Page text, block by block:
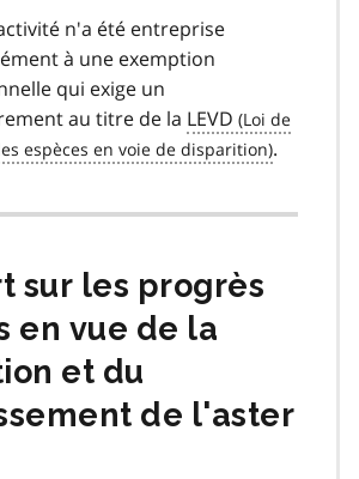
n'a été entreprise
à une exemption
qui exige un
au titre de la LEVD
.
sur les progrès
en vue de la
et du
de l'aster